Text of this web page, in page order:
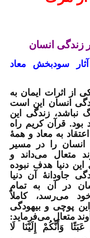
زندگی انسان
سودبخش معاد
از اثرات ایمان به
انسان این است
نباشد، زندگی این
بود. قرآن کریم راه
به معاد و همۀ
را در مسیر
متعال می‌داند و
دنیا هدف نبوده
جاودانۀ آن دنیا
در آن به تمام
می‌رسد، کاملاً
پوچی و بیهودگی
متعال می‌فرماید:
وَأَنَّكُمْ إِلَيْنَا لَا